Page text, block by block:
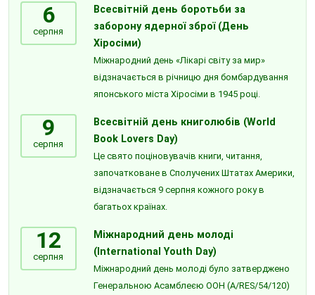
6
серпня
Всесвітній день боротьби за
заборону ядерної зброї (День
Хіросіми)
Міжнародний день «Лікарі світу за мир»
відзначається в річницю дня бомбардування
японського міста Хіросіми в 1945 році.
9
серпня
Всесвітній день книголюбів (World
Book Lovers Day)
Це свято поціновувачів книги, читання,
започатковане в Сполучених Штатах Америки,
відзначається 9 серпня кожного року в
багатьох країнах.
12
серпня
Міжнародний день молоді
(International Youth Day)
Міжнародний день молоді було затверджено
Генеральною Асамблеєю ООН (A/RES/54/120)